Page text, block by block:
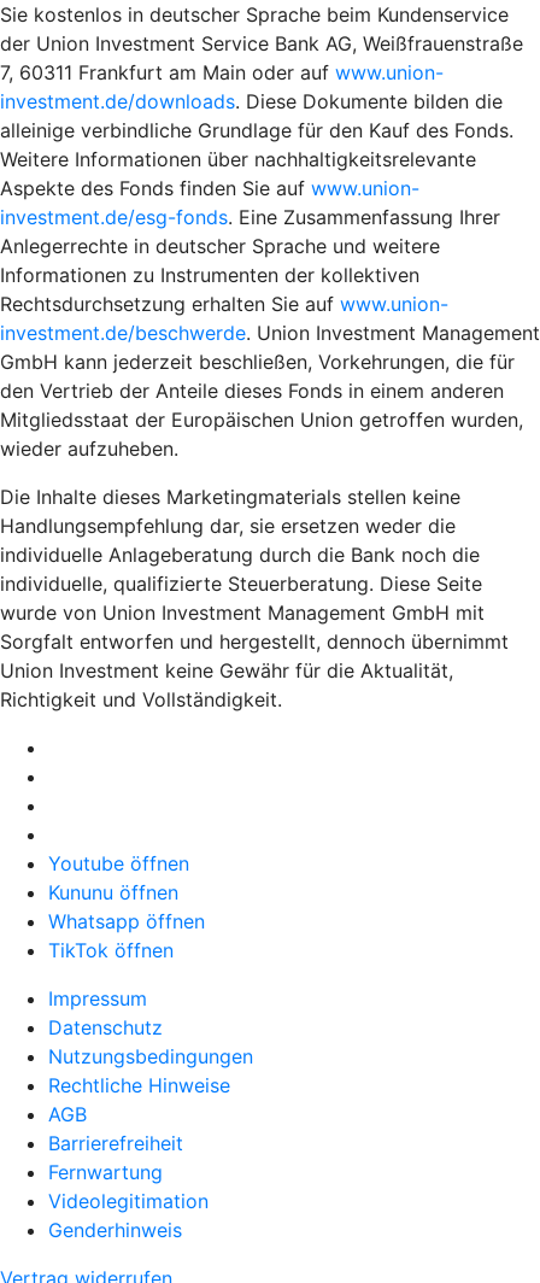
Sie kostenlos in deutscher Sprache beim Kundenservice
der Union Investment Service Bank AG, Weißfrauenstraße
7, 60311 Frankfurt am Main oder auf www.union-
investment.de/downloads. Diese Dokumente bilden die
alleinige verbindliche Grundlage für den Kauf des Fonds.
Weitere Informationen über nachhaltigkeitsrelevante
Aspekte des Fonds finden Sie auf www.union-
investment.de/esg-fonds. Eine Zusammenfassung Ihrer
Anlegerrechte in deutscher Sprache und weitere
Informationen zu Instrumenten der kollektiven
Rechtsdurchsetzung erhalten Sie auf www.union-
investment.de/beschwerde. Union Investment Management
GmbH kann jederzeit beschließen, Vorkehrungen, die für
den Vertrieb der Anteile dieses Fonds in einem anderen
Mitgliedsstaat der Europäischen Union getroffen wurden,
wieder aufzuheben.
Die Inhalte dieses Marketingmaterials stellen keine
Handlungsempfehlung dar, sie ersetzen weder die
individuelle Anlageberatung durch die Bank noch die
individuelle, qualifizierte Steuerberatung. Diese Seite
wurde von Union Investment Management GmbH mit
Sorgfalt entworfen und hergestellt, dennoch übernimmt
Union Investment keine Gewähr für die Aktualität,
Richtigkeit und Vollständigkeit.
Youtube öffnen
Kununu öffnen
Whatsapp öffnen
TikTok öffnen
Impressum
Datenschutz
Nutzungsbedingungen
Rechtliche Hinweise
AGB
Barrierefreiheit
Fernwartung
Videolegitimation
Genderhinweis
Vertrag widerrufen